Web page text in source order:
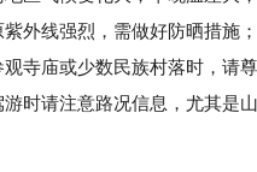
线强烈，需做好防晒措施；
庙或少数民族村落时，请尊
请注意路况信息，尤其是山